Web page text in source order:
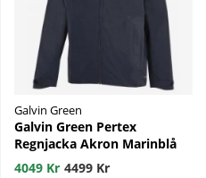
Galvin Green
Galvin Green Pertex
Regnjacka Akron Marinblå
4049 Kr 4499 Kr